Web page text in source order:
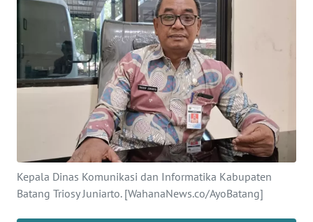
Kepala Dinas Komunikasi dan Informatika Kabupaten
Batang Triosy Juniarto. [WahanaNews.co/AyoBatang]
SEMARANG
BOROBUDUR
INDEKS
BERITA